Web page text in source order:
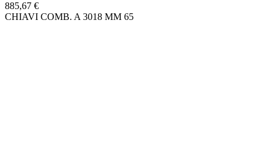
885,67 €
CHIAVI COMB. A 3018 MM 65